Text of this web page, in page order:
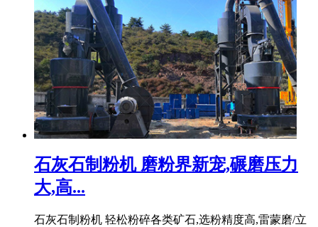
石灰石制粉机 磨粉界新宠,碾磨压力
大,高...
石灰石制粉机 轻松粉碎各类矿石,选粉精度高,雷蒙磨/立